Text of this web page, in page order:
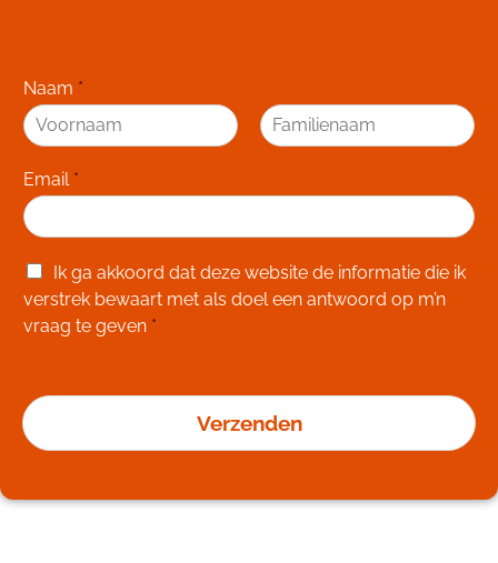
Naam *
o
o
r
n
a
m
r
a
a
Email *
G
D
R
r
e
e
Ik ga akkoord dat deze website de informatie die ik
verstrek bewaart met als doel een antwoord op m’n
vraag te geven *
Verzenden